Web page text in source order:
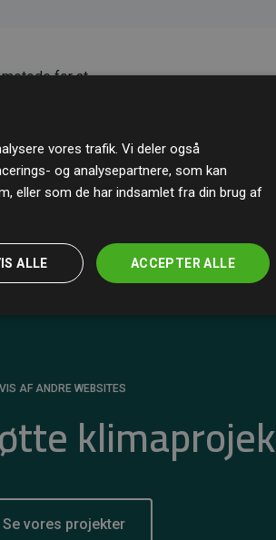
for at
estimerede
AF ANDRE WEBSITES
Se vores projekter
vores trafik. Vi deler også
og analysepartnere, som kan
eller som de har indsamlet fra din brug af
ACCEPTER ALLE
ALLE